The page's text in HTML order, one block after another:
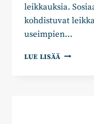
leikkauksia.
kohdistuvat
useimpien…
LUE LISÄÄ MERVI